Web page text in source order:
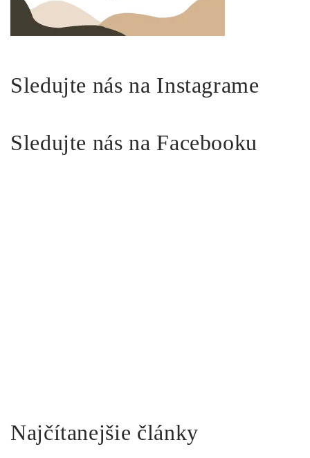
Sledujte nás na Instagrame
Sledujte nás na Facebooku
Najčítanejšie články